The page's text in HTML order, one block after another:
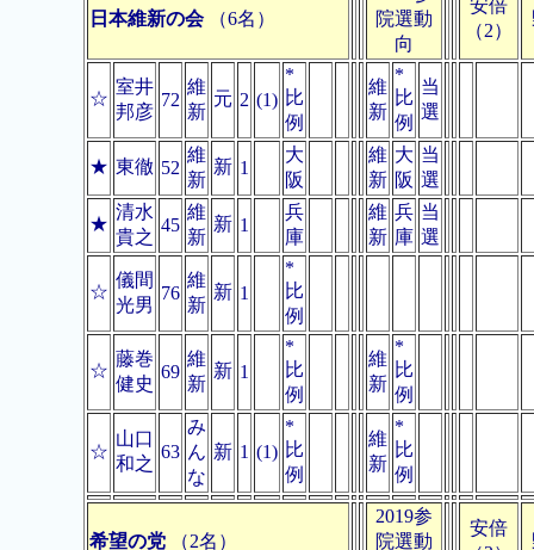
日本維新の会（6名）
院選動
向
安倍
（2）
☆
室井
邦彦
72
維
新
元 2 (1)
*
比
例
維
新
*
比
例
当
選
★ 東徹 52
維
新
新 1
大
阪
維
新
大
阪
当
選
★
清水
貴之
45
維
新
新 1
兵
庫
維
新
兵
庫
当
選
☆
儀間
光男
76
維
新
新 1
*
比
例
☆
藤巻
健史
69
維
新
新 1
*
比
例
維
新
*
比
例
☆
山口
和之
63
み
ん
な
新 1 (1)
*
比
例
維
新
*
比
例
希望の党 （2名）
2019参
院選動
安倍